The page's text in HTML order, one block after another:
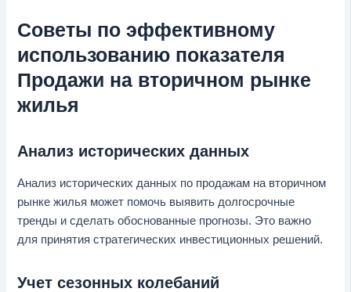
Советы по эффективному
использованию показателя
Продажи на вторичном рынке
жилья
Анализ исторических данных
Анализ исторических данных по продажам на вторичном
рынке жилья может помочь выявить долгосрочные
тренды и сделать обоснованные прогнозы. Это важно
для принятия стратегических инвестиционных решений.
Учет сезонных колебаний